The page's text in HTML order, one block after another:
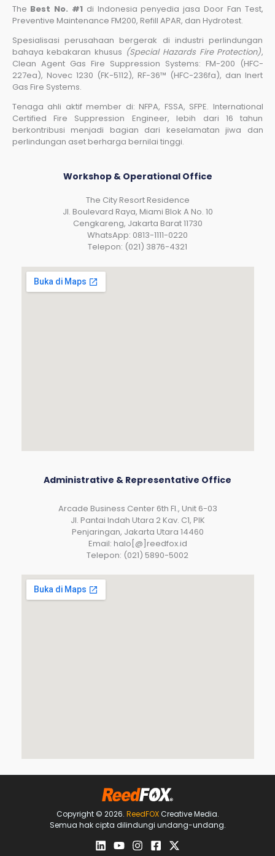
The Best No. #1di Indonesia penyedia jasa Door Fan Test,
Preventive Maintenance FM200, Refill APAR, dan Hydrotest.
Spesialisasi perusahaan bergerak di industri perlindungan
bahaya kebakaran khusus (Special Hazards Fire Protection),
Clean Agent Gas Fire Suppression Systems: FM-200 (HFC-
227ea), Novec 1230 (FK-5112), RF-36™ (HFC-236fa), dan Inert
Gas Fire Systems.
Tenaga ahli aktif member di: NFPA, FSSA, SFPE. International
Certified Fire Suppression Engineer, lebih dari 16 tahun
berkontribusi menjadi bagian dari keselamatan jiwa dan
perlindungan aset berharga bernilai tinggi.
Workshop & Operational Office
The City Resort Residence
Jl. Boulevard Raya, Miami Blok A No. 10
Cengkareng, Jakarta Barat 11730
WhatsApp: 0813-1111-0220
Telepon: (021) 3876-4321
Administrative & Representative Office
Arcade Business Center 6th Fl., Unit 6-03
JI. Pantai Indah Utara 2 Kav. C1, PIK
Penjaringan, Jakarta Utara 14460
Email: halo[@]reedfox.id
Telepon: (021) 5890-5002
Copyright © 2026. ReedFOXCreative Media.
Semua hak cipta dilindungi undang-undang.